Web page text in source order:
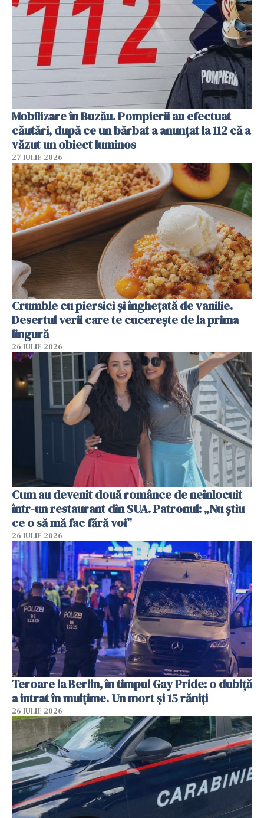
Mobilizare în Buzău. Pompierii au efectuat
căutări, după ce un bărbat a anunțat la 112 că a
văzut un obiect luminos
27 IULIE 2026
Crumble cu piersici și înghețată de vanilie.
Desertul verii care te cucerește de la prima
lingură
26 IULIE 2026
Cum au devenit două românce de neînlocuit
într-un restaurant din SUA. Patronul: „Nu știu
ce o să mă fac fără voi”
26 IULIE 2026
Teroare la Berlin, în timpul Gay Pride: o dubiță
a intrat în mulțime. Un mort și 15 răniți
26 IULIE 2026